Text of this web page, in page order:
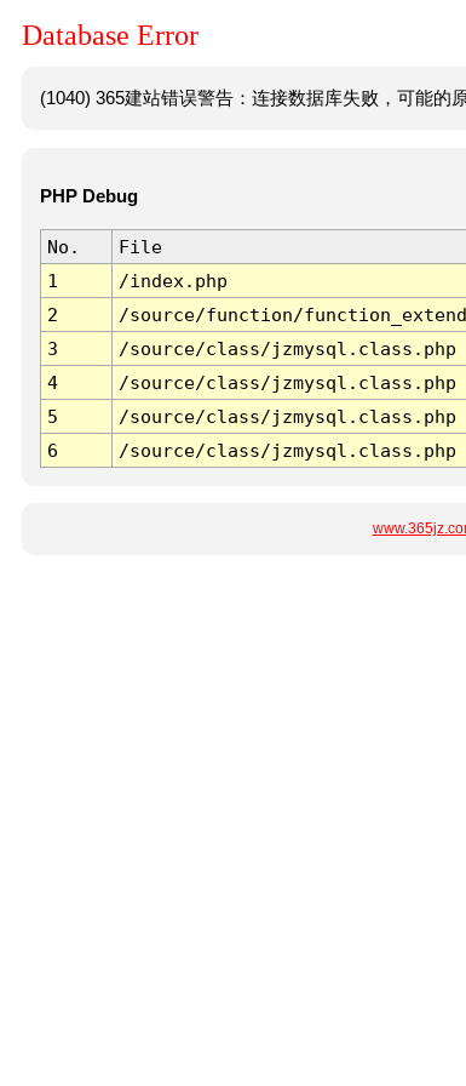
Database Error
(1040) 365建站错误警告：连接数据库失败，可能的
PHP Debug
No. File
1
/index.php
2
/source/function/
3
/source/class/jzmysql.class.php
4
/source/class/jzmysql.class.php
5
/source/class/jzmysql.class.php
6
/source/class/jzmysql.class.php